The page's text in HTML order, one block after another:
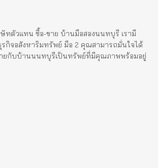
ตัวแทน ซื้อ-ขาย บ้านมือสองนนทบุรี เรามี
รกิจอสังหาริมทรัพย์ มือ 2 คุณสามารถมั่นใจได้
ยกับบ้านนนทบุรีเป็นทรัพย์ที่มีคุณภาพพร้อมอยู่